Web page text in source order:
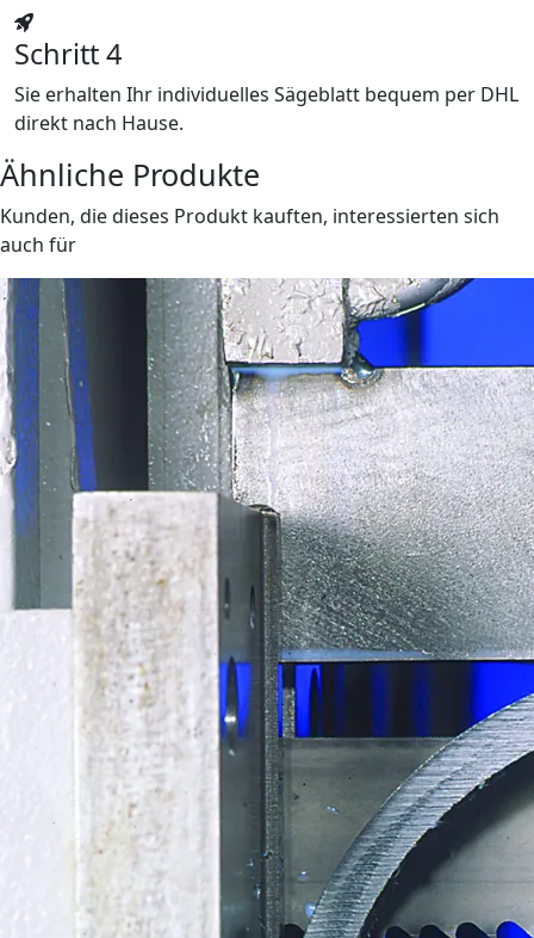
Schritt 4
Sie erhalten Ihr individuelles Sägeblatt bequem per DHL
direkt nach Hause.
Ähnliche Produkte
Kunden, die dieses Produkt kauften, interessierten sich
auch für